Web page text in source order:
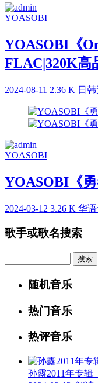
YOASOBI
YOASOBI《
FLAC|320K高
2024-08-11 2.36 K 日
YOASOBI
YOASOBI《
2024-03-12 3.26 K 华
歌手或歌名搜索
随机音乐
热门音乐
热评音乐
孙露2011年专辑